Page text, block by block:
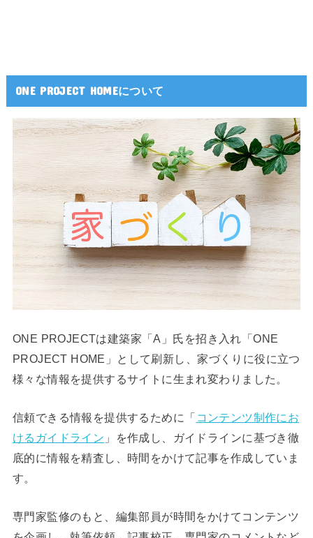
ONE PROJECT HOMEについて
ONE PROJECTは建築家「A」氏を招き入れ「ONE
PROJECT HOME」として刷新し、家づくりに役に立つ
様々な情報を提供するサイトに生まれ変わりました。
信頼できる情報を提供するために「 コンテンツ制作にお
けるガイドライン 」を作成し、ガイドラインに基づき徹
底的に情報を精査し、時間をかけて記事を作成していま
す。
専門家監修のもと、編集部員が時間をかけてコンテンツ